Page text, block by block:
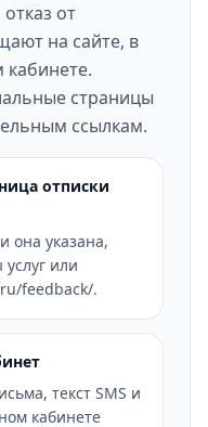
от
на сайте, в
кабинете.
страницы
ссылкам.
отписки
она указана,
или
feedback/.
текст SMS и
кабинете